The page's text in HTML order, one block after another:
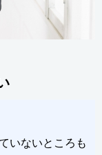
いないところも